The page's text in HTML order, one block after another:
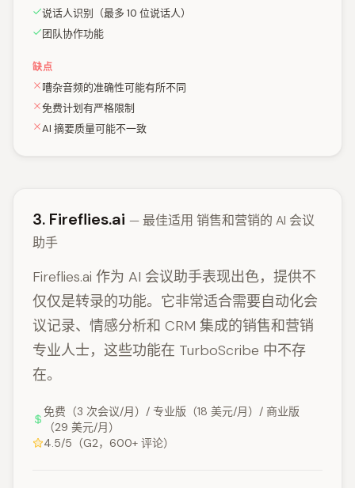
说话人识别（最多 10 位说话人）
团队协作功能
缺点
嘈杂音频的准确性可能有所不同
免费计划有严格限制
AI 摘要质量可能不一致
3. Fireflies.ai — 最佳适用 销售和营销的 AI 会议
助手
Fireflies.ai 作为 AI 会议助手表现出色，提供不
仅仅是转录的功能。它非常适合需要自动化会
议记录、情感分析和 CRM 集成的销售和营销
专业人士，这些功能在 TurboScribe 中不存
在。
免费（3 次会议/月）/ 专业版（18 美元/月）/ 商业版
（29 美元/月）
4.5/5（G2，600+ 评论）